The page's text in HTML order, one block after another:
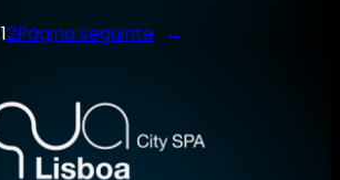
12Página seguinte →